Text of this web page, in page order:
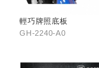
輕巧牌照底板
GH-2240-A0